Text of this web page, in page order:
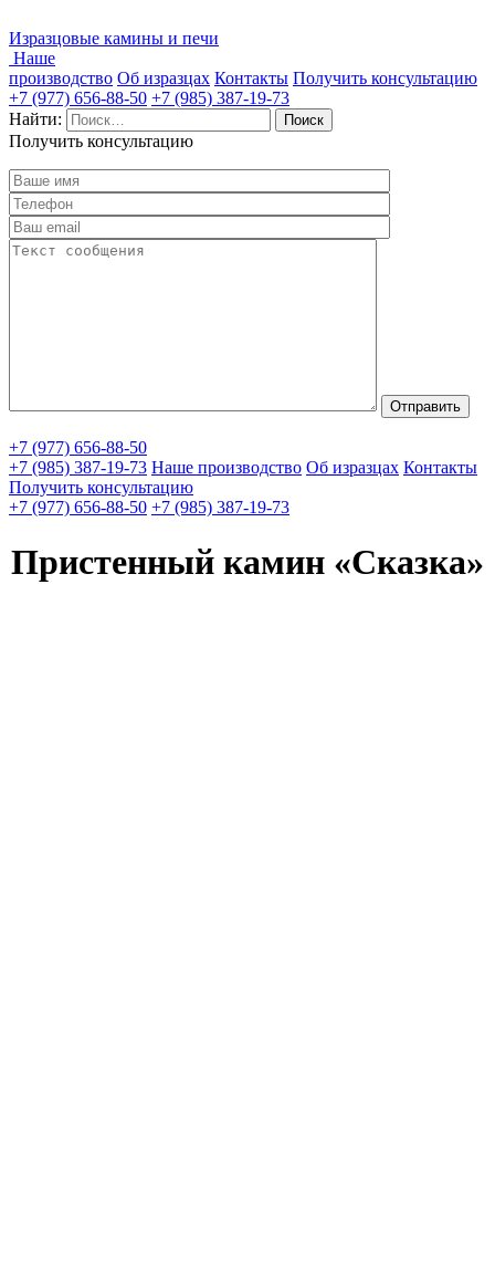
Изразцовые камины и печи
Наше
производство Об изразцах Контакты Получить консультацию
+7 (977) 656-88-50 +7 (985) 387-19-73
Найти:
Получить консультацию
+7 (977) 656-88-50
+7 (985) 387-19-73 Наше производство Об изразцах Контакты
Получить консультацию
+7 (977) 656-88-50 +7 (985) 387-19-73
Пристенный камин «Сказка»